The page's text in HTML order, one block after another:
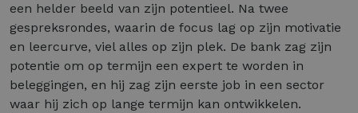
een helder beeld van zijn potentieel. Na twee
gespreksrondes, waarin de focus lag op zijn motivatie
en leercurve, viel alles op zijn plek. De bank zag zijn
potentie om op termijn een expert te worden in
beleggingen, en hij zag zijn eerste job in een sector
waar hij zich op lange termijn kan ontwikkelen.